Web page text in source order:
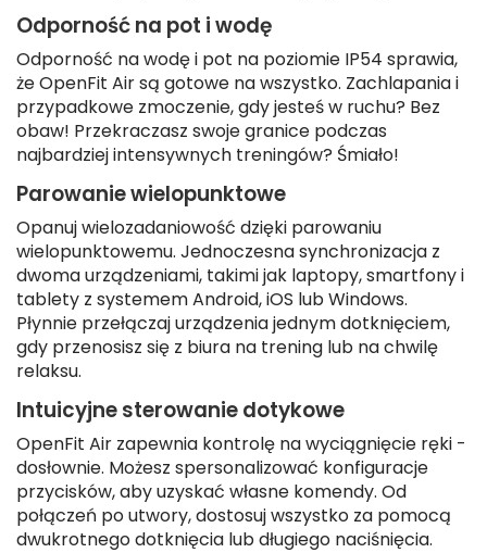
Odporność na pot i wodę
Odporność na wodę i pot na poziomie IP54 sprawia,
że OpenFit Air są gotowe na wszystko. Zachlapania i
przypadkowe zmoczenie, gdy jesteś w ruchu? Bez
obaw! Przekraczasz swoje granice podczas
najbardziej intensywnych treningów? Śmiało!
Parowanie wielopunktowe
Opanuj wielozadaniowość dzięki parowaniu
wielopunktowemu. Jednoczesna synchronizacja z
dwoma urządzeniami, takimi jak laptopy, smartfony i
tablety z systemem Android, iOS lub Windows.
Płynnie przełączaj urządzenia jednym dotknięciem,
gdy przenosisz się z biura na trening lub na chwilę
relaksu.
Intuicyjne sterowanie dotykowe
OpenFit Air zapewnia kontrolę na wyciągnięcie ręki -
dosłownie. Możesz spersonalizować konfiguracje
przycisków, aby uzyskać własne komendy. Od
połączeń po utwory, dostosuj wszystko za pomocą
dwukrotnego dotknięcia lub długiego naciśnięcia.